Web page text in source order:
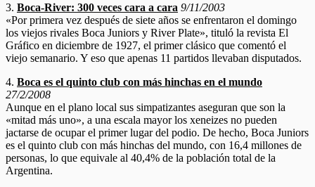
3. Boca-River: 300 veces cara a cara 9/11/2003
«Por primera vez después de siete años se enfrentaron el domingo
los viejos rivales Boca Juniors y River Plate», tituló la revista El
Gráfico en diciembre de 1927, el primer clásico que comentó el
viejo semanario. Y eso que apenas 11 partidos llevaban disputados.
4. Boca es el quinto club con más hinchas en el mundo
27/2/2008
Aunque en el plano local sus simpatizantes aseguran que son la
«mitad más uno», a una escala mayor los xeneizes no pueden
jactarse de ocupar el primer lugar del podio. De hecho, Boca Juniors
es el quinto club con más hinchas del mundo, con 16,4 millones de
personas, lo que equivale al 40,4% de la población total de la
Argentina.